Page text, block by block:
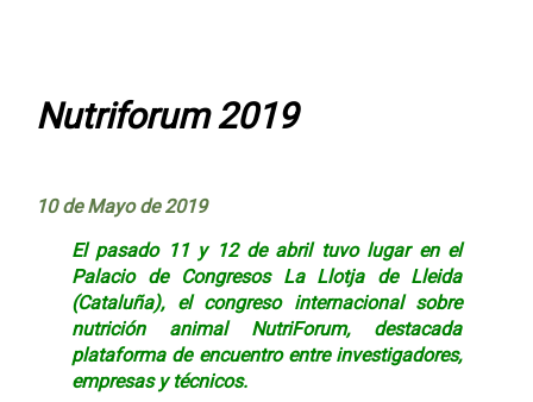
Nutriforum 2019
10 de Mayo de 2019
El pasado 11 y 12 de abril tuvo lugar en el
Palacio de Congresos La Llotja de Lleida
(Cataluña), el congreso internacional sobre
nutrición animal NutriForum, destacada
plataforma de encuentro entre investigadores,
empresas y técnicos.